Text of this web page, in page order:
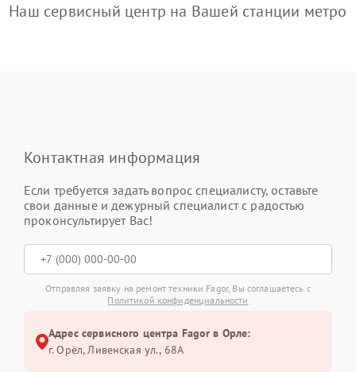
Наш сервисный центр на Вашей станции метро
Контактная информация
Если требуется задать вопрос специалисту, оставьте
свои данные и дежурный специалист с радостью
проконсультирует Вас!
Отправляя заявку на ремонт техники Fagor, Вы соглашаетесь с
Политикой конфиденциальности
Адрес сервисного центра Fagor в Орле:
г. Орёл, Ливенская ул., 68А